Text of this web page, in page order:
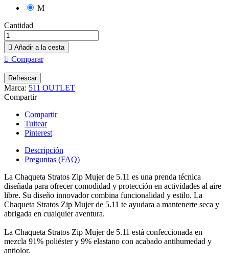
M
Cantidad
 Añadir a la cesta
 Comparar
Marca: 511 OUTLET
Compartir
Compartir
Tuitear
Pinterest
Descripción
Preguntas (FAQ)
La Chaqueta Stratos Zip Mujer de 5.11 es una prenda técnica
diseñada para ofrecer comodidad y protección en actividades al aire
libre. Su diseño innovador combina funcionalidad y estilo. La
Chaqueta Stratos Zip Mujer de 5.11 te ayudara a mantenerte seca y
abrigada en cualquier aventura.
La Chaqueta Stratos Zip Mujer de 5.11 está confeccionada en
mezcla 91% poliéster y 9% elastano con acabado antihumedad y
antiolor.